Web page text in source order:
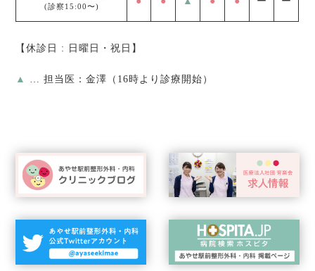
(診察15:00〜)
【休診日 : 日曜日・祝日】
▲ … 担当医：金澤（16時より診療開始）